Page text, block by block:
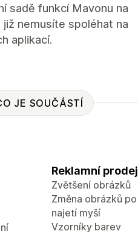
sadě funkcí Mavonu na
nemusíte spoléhat na
aplikací.
JE SOUČÁSTÍ
Reklamní prodej
Zvětšení obrázků
Změna obrázků po
najetí myší
Vzorníky barev